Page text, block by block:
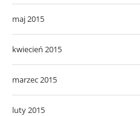
maj 2015
kwiecień 2015
marzec 2015
luty 2015